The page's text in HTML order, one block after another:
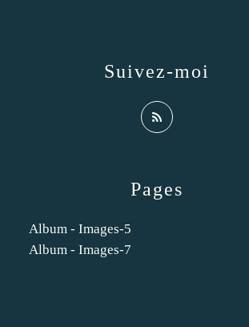
Pages
Album - Images-5
Album - Images-7
Suivez-moi